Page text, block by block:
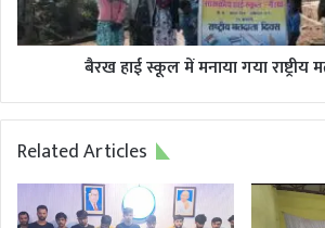
मतदाता
दिवस
बैरख हाई स्कूल में मनाया गया राष्ट्रीय
Related Articles